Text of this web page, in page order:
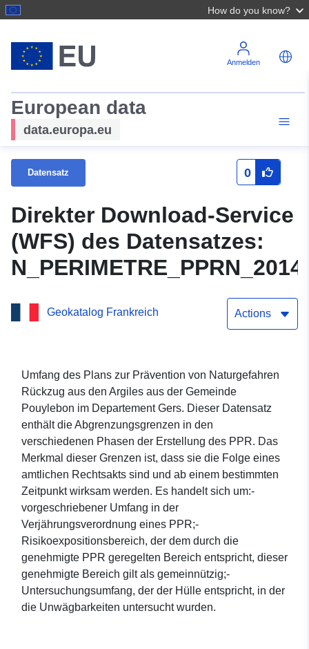
How do you know?
Anmelden
European data
data.europa.eu
Datensatz 0
Direkter Download-Service
(WFS) des Datensatzes:
Geokatalog Frankreich Actions
Umfang des Plans zur Prävention von Naturgefahren
Rückzug aus den Argiles aus der Gemeinde
Pouylebon im Departement Gers. Dieser Datensatz
enthält die Abgrenzungsgrenzen in den
verschiedenen Phasen der Erstellung des PPR. Das
Merkmal dieser Grenzen ist, dass sie die Folge eines
amtlichen Rechtsakts sind und ab einem bestimmten
Zeitpunkt wirksam werden. Es handelt sich um:-
vorgeschriebener Umfang in der
Verjährungsverordnung eines PPR;-
Risikoexpositionsbereich, der dem durch die
genehmigte PPR geregelten Bereich entspricht, dieser
genehmigte Bereich gilt als gemeinnützig;-
Untersuchungsumfang, der der Hülle entspricht, in der
die Unwägbarkeiten untersucht wurden.